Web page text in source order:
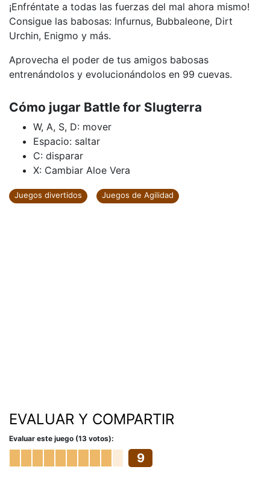
¡Enfréntate a todas las fuerzas del mal ahora mismo!
Consigue las babosas: Infurnus, Bubbaleone, Dirt
Urchin, Enigmo y más.
Aprovecha el poder de tus amigos babosas
entrenándolos y evolucionándolos en 99 cuevas.
Cómo jugar Battle for Slugterra
W, A, S, D: mover
Espacio: saltar
C: disparar
X: Cambiar Aloe Vera
Juegos divertidos Juegos de Agilidad
EVALUAR Y COMPARTIR
Evaluar este juego (13 votos):
9